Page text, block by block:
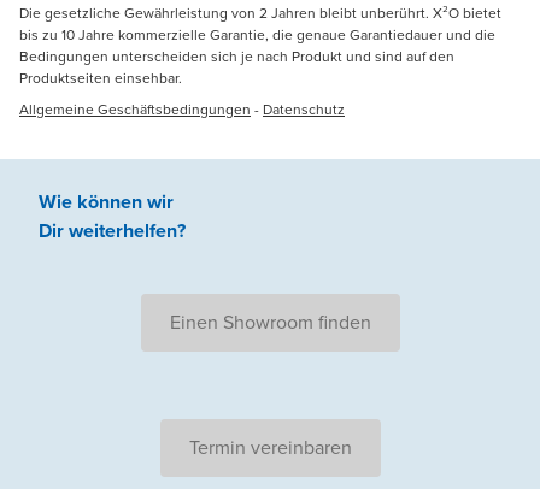
Die gesetzliche Gewährleistung von 2 Jahren bleibt unberührt. X²O bietet
bis zu 10 Jahre kommerzielle Garantie, die genaue Garantiedauer und die
Bedingungen unterscheiden sich je nach Produkt und sind auf den
Produktseiten einsehbar.
Allgemeine Geschäftsbedingungen - Datenschutz
Wie können wir
Dir weiterhelfen?
Einen Showroom finden
Termin vereinbaren